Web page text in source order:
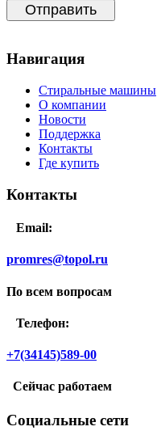
Отправить
Навигация
Стиральные машины
О компании
Новости
Поддержка
Контакты
Где купить
Контакты
Email:
promres@topol.ru
По всем вопросам
Телефон:
+7(34145)589-00
Сейчас работаем
Социальные сети